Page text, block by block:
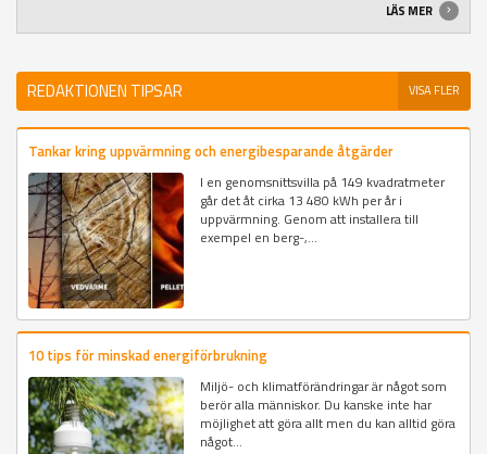
LÄS MER
REDAKTIONEN TIPSAR VISA FLER
Tankar kring uppvärmning och energibesparande åtgärder
I en genomsnittsvilla på 149 kvadratmeter
går det åt cirka 13 480 kWh per år i
uppvärmning. Genom att installera till
exempel en berg-,...
10 tips för minskad energiförbrukning
Miljö- och klimatförändringar är något som
berör alla människor. Du kanske inte har
möjlighet att göra allt men du kan alltid göra
något...